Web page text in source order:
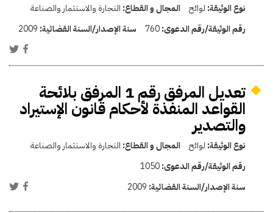
نوع الوثيقة: لوائح المجال و القطاع: التجارة والاستثمار والصناعة
رقم الوثيقة/رقم الدعوى:760 سنة الإصدار/السنة القضائية: 2009
تعديل المرفق رقم 1 المرفق بلائحة
القواعد المنفذة لأحكام قانون الإستيراد
والتصدير
نوع الوثيقة: لوائح المجال و القطاع: التجارة والاستثمار والصناعة
رقم الوثيقة/رقم الدعوى:1050
سنة الإصدار/السنة القضائية: 2009